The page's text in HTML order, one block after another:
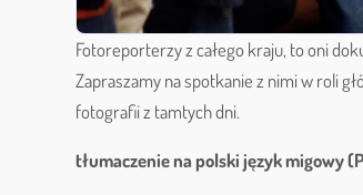
Fotoreporterzy z całego kraju, to oni
Zapraszamy na spotkanie z nimi w roli
fotografii z tamtych dni.
tłumaczenie na polski język migowy